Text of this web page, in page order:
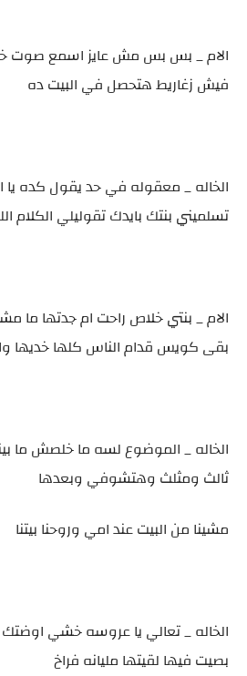
الام _ بس بس مش عايز اسمع صوت
فيش زغاريط هتحصل في البيت ده
الخاله _ معقوله في حد يقول كده يا
تسلميني بنتك بايدك تقوليلي الكلام
الام _ بنتي خلاص راحت ام جدتها ما
بقى كويس قدام الناس كلها خديها
الخاله _ الموضوع لسه ما خلصش ما
ثالث ومثلث وهتشوفي وبعدها
مشينا من البيت عند امي وروحنا بيتنا
الخاله _ تعالي يا عروسه خشي
بصيت فيها لقيتها مليانه فراخ